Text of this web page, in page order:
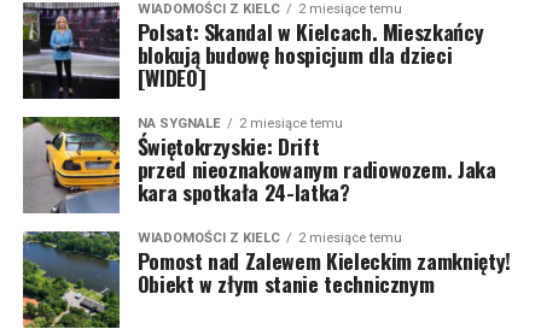
WIADOMOŚCI Z KIELC 2 miesiące temu
Polsat: Skandal w Kielcach. Mieszkańcy
blokują budowę hospicjum dla dzieci
[WIDEO]
NA SYGNALE 2 miesiące temu
Świętokrzyskie: Drift
przed nieoznakowanym radiowozem. Jaka
kara spotkała 24-latka?
WIADOMOŚCI Z KIELC 2 miesiące temu
Pomost nad Zalewem Kieleckim zamknięty!
Obiekt w złym stanie technicznym